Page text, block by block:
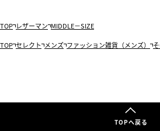
TOP レザーマン MIDDLE－SIZE
TOP セレクト メンズ ファッション雑貨（メンズ）
TOPへ戻る